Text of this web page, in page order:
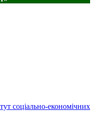
соціально-економічних